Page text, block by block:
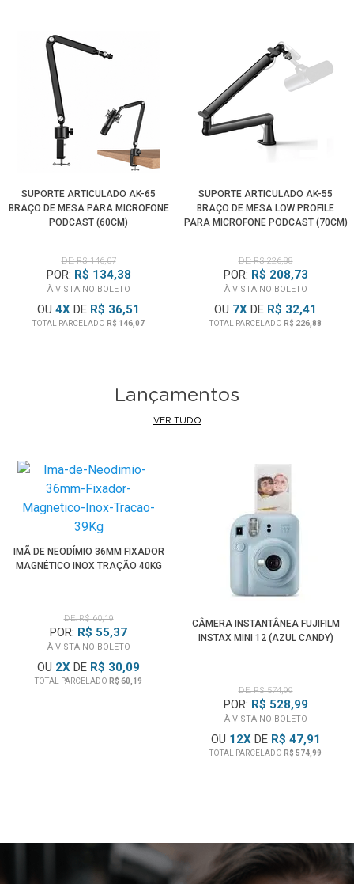
SUPORTE ARTICULADO AK-65
BRAÇO DE MESA PARA MICROFONE
PODCAST (60CM)
DE: R$ 146,07
POR: R$ 134,38
À VISTA NO BOLETO
OU 4X DE R$ 36,51
TOTAL PARCELADO R$ 146,07
SUPORTE ARTICULADO AK-55
BRAÇO DE MESA LOW PROFILE
PARA MICROFONE PODCAST (70CM)
DE: R$ 226,88
POR: R$ 208,73
À VISTA NO BOLETO
OU 7X DE R$ 32,41
TOTAL PARCELADO R$ 226,88
Lançamentos
VER TUDO
IMÃ DE NEODÍMIO 36MM FIXADOR
MAGNÉTICO INOX TRAÇÃO 40KG
DE: R$ 60,19
POR: R$ 55,37
À VISTA NO BOLETO
OU 2X DE R$ 30,09
TOTAL PARCELADO R$ 60,19
CÂMERA INSTANTÂNEA FUJIFILM
INSTAX MINI 12 (AZUL CANDY)
DE: R$ 574,99
POR: R$ 528,99
À VISTA NO BOLETO
OU 12XDE R$ 47,91
TOTAL PARCELADO R$ 574,99